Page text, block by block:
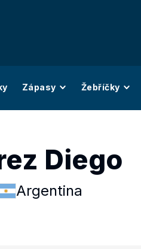
Zápasy Žebříčky
Diego
Argentina